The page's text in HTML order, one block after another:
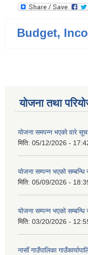
Budget,
योजना तथा
योजना समपन्न भएको वारे
मिति: 05/12/2026 -
योजना सम्पन्न भएको सम्बन्धि
मिति: 05/09/2026 -
योजना सम्पन्न भएको सम्बन्धि
मिति: 03/20/2026 -
नासोँ गाउँपालिका